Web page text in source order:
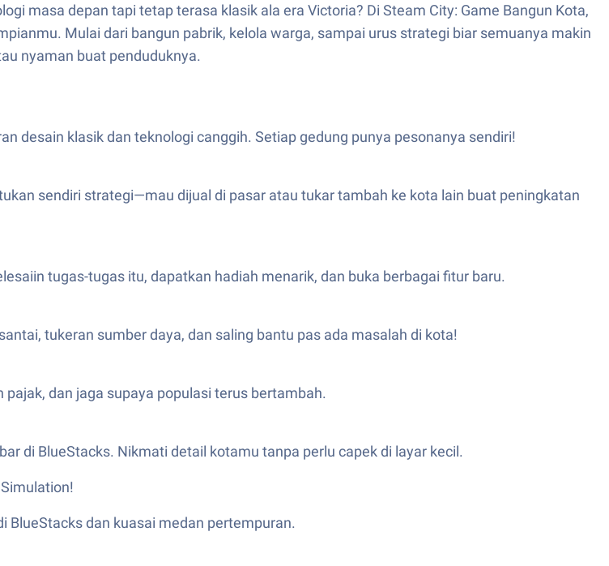
masa depan tapi tetap terasa klasik ala era Victoria? Di Steam City: Game Bangun Kota,
Mulai dari bangun pabrik, kelola warga, sampai urus strategi biar semuanya makin
nyaman buat penduduknya.
desain klasik dan teknologi canggih. Setiap gedung punya pesonanya sendiri!
sendiri strategi—mau dijual di pasar atau tukar tambah ke kota lain buat peningkatan
tugas-tugas itu, dapatkan hadiah menarik, dan buka berbagai fitur baru.
tukeran sumber daya, dan saling bantu pas ada masalah di kota!
dan jaga supaya populasi terus bertambah.
di BlueStacks. Nikmati detail kotamu tanpa perlu capek di layar kecil.
BlueStacks dan kuasai medan pertempuran.